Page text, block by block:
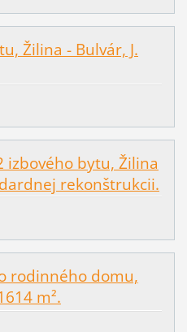
Žilina - Bulvár, J.
izbového bytu, Žilina
rekonštrukcii.
rodinného domu,
m².